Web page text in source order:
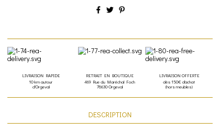
LIVRAISON RAPIDE
10 km autour
d'Orgeval
RETRAIT EN BOUTIQUE
469 Rue du Maréchal Foch
78630 Orgeval
LIVRAISON OFFERTE
dès 150€ d'achat
(hors meubles)
DESCRIPTION